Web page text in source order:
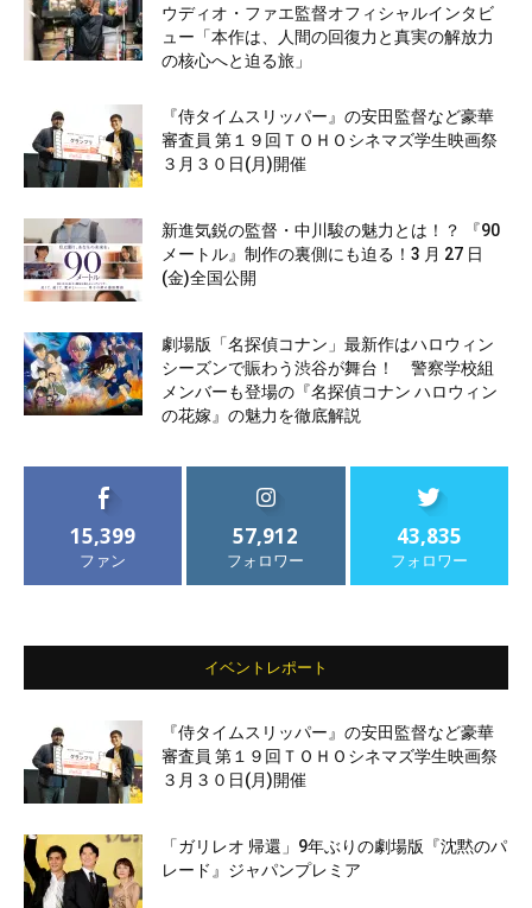
ウディオ・ファエ監督オフィシャルインタビ
ュー「本作は、人間の回復力と真実の解放力
の核心へと迫る旅」
『侍タイムスリッパー』の安田監督など豪華
審査員 第１９回ＴＯＨＯシネマズ学生映画祭
３月３０日(月)開催
新進気鋭の監督・中川駿の魅力とは！？ 『90
メートル』制作の裏側にも迫る！3 月 27 日
(金)全国公開
劇場版「名探偵コナン」最新作はハロウィン
シーズンで賑わう渋谷が舞台！ 警察学校組
メンバーも登場の『名探偵コナン ハロウィン
の花嫁』の魅力を徹底解説
15,399
ファン
57,912
フォロワー
43,835
フォロワー
イベントレポート
『侍タイムスリッパー』の安田監督など豪華
審査員 第１９回ＴＯＨＯシネマズ学生映画祭
３月３０日(月)開催
「ガリレオ 帰還」9年ぶりの劇場版『沈黙のパ
レード』ジャパンプレミア